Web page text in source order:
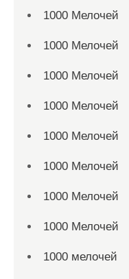
1000 Мелочей
1000 Мелочей
1000 Мелочей
1000 Мелочей
1000 Мелочей
1000 Мелочей
1000 Мелочей
1000 Мелочей
1000 мелочей